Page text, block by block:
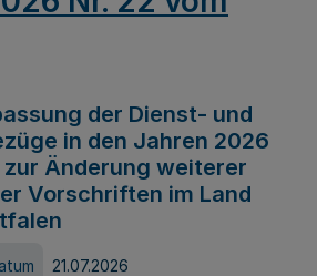
der Dienst- und
in den Jahren 2026
Änderung weiterer
Vorschriften im Land
21.07.2026